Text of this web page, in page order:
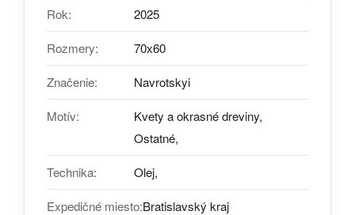
Rok: 2025
Rozmery: 70х60
Značenie: Navrotskyi
Motív:
Kvety a okrasné dreviny,
Ostatné,
Technika: Olej,
Expedičné miesto:Bratislavský kraj